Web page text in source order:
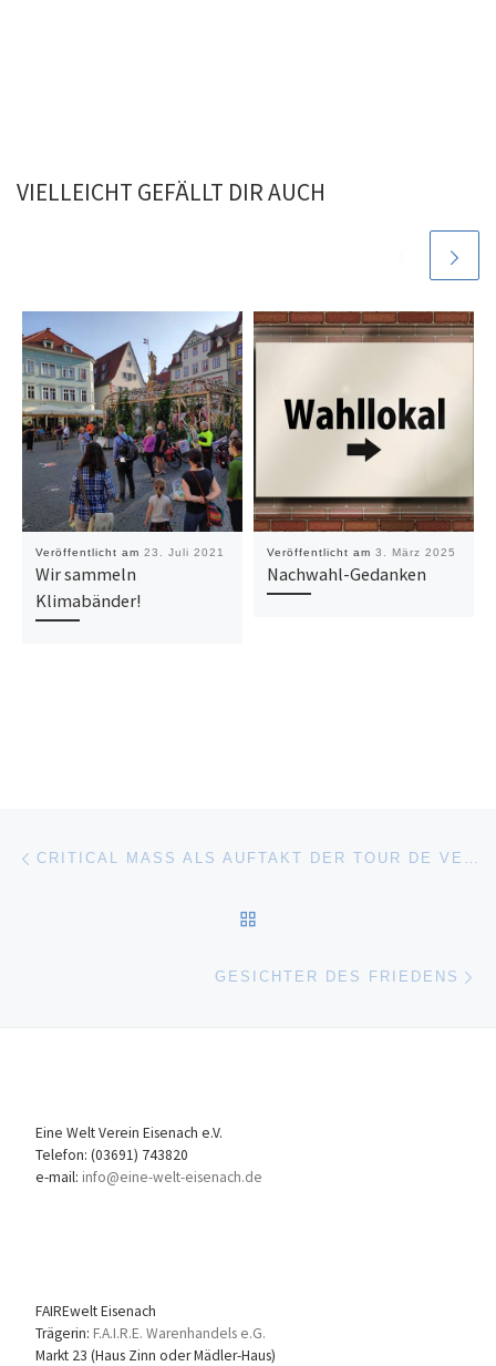
VIELLEICHT GEFÄLLT DIR AUCH
Veröffentlicht am 23. Juli 2021
Wir sammeln
Klimabänder!
Veröffentlicht am 3. März 2025
Nachwahl-Gedanken
Beitragsnavigation CRITICAL MASS ALS AUFTAKT DER TOUR DE VERKEHRSWENDE
GESICHTER DES FRIEDENS
Eine Welt Verein Eisenach e.V.
Telefon: (03691) 743820
e-mail: info@eine-welt-eisenach.de
FAIREwelt Eisenach
Trägerin: F.A.I.R.E. Warenhandels e.G.
Markt 23 (Haus Zinn oder Mädler-Haus)